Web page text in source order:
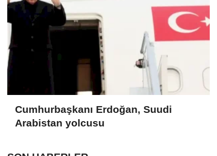
Cumhurbaşkanı Erdoğan, Suudi
Arabistan yolcusu